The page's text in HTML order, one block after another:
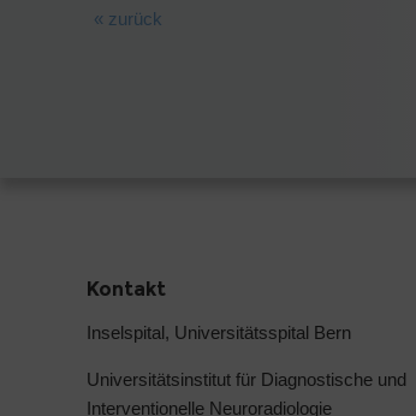
« zurück
Kontakt
Inselspital, Universitätsspital Bern
Universitätsinstitut für Diagnostische und
Interventionelle Neuroradiologie